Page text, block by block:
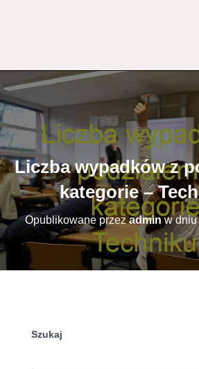
Liczba wypadków z
kategorie –
Opublikowane przezadminw dniu
Szukaj